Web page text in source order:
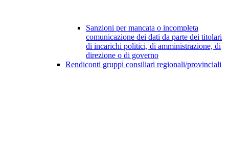
Sanzioni per mancata o incompleta
comunicazione dei dati da parte dei titolari
di incarichi politici, di amministrazione, di
direzione o di governo
Rendiconti gruppi consiliari regionali/provinciali